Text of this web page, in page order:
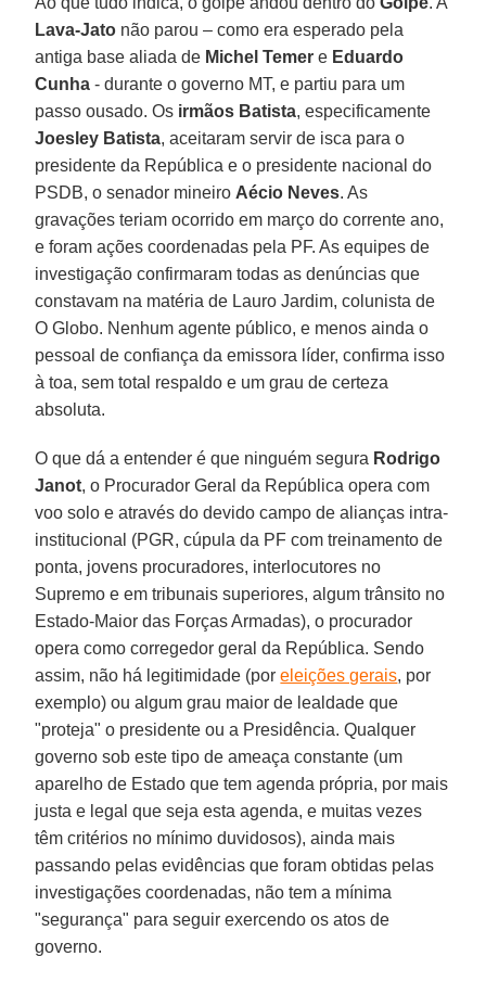
Lava-Jato não parou – como era esperado pela
antiga base aliada de Michel Temer e Eduardo
Cunha - durante o governo MT, e partiu para um
passo ousado. Os irmãos Batista, especificamente
Joesley Batista, aceitaram servir de isca para o
presidente da República e o presidente nacional do
PSDB, o senador mineiro Aécio Neves. As
gravações teriam ocorrido em março do corrente ano,
e foram ações coordenadas pela PF. As equipes de
investigação confirmaram todas as denúncias que
constavam na matéria de Lauro Jardim, colunista de
O Globo. Nenhum agente público, e menos ainda o
pessoal de confiança da emissora líder, confirma isso
à toa, sem total respaldo e um grau de certeza
absoluta.
O que dá a entender é que ninguém segura Rodrigo
Janot, o Procurador Geral da República opera com
voo solo e através do devido campo de alianças intra-
institucional (PGR, cúpula da PF com treinamento de
ponta, jovens procuradores, interlocutores no
Supremo e em tribunais superiores, algum trânsito no
Estado-Maior das Forças Armadas), o procurador
opera como corregedor geral da República. Sendo
assim, não há legitimidade (poreleições gerais, por
exemplo) ou algum grau maior de lealdade que
"proteja" o presidente ou a Presidência. Qualquer
governo sob este tipo de ameaça constante (um
aparelho de Estado que tem agenda própria, por mais
justa e legal que seja esta agenda, e muitas vezes
têm critérios no mínimo duvidosos), ainda mais
passando pelas evidências que foram obtidas pelas
investigações coordenadas, não tem a mínima
"segurança" para seguir exercendo os atos de
governo.